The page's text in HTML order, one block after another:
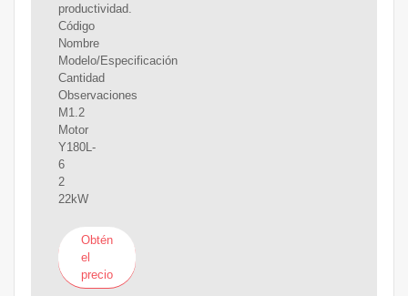
productividad.
Código
Nombre
Modelo/Especificación
Cantidad
Observaciones
M1.2
Motor
Y180L-
6
2
22kW
Obtén
el
precio